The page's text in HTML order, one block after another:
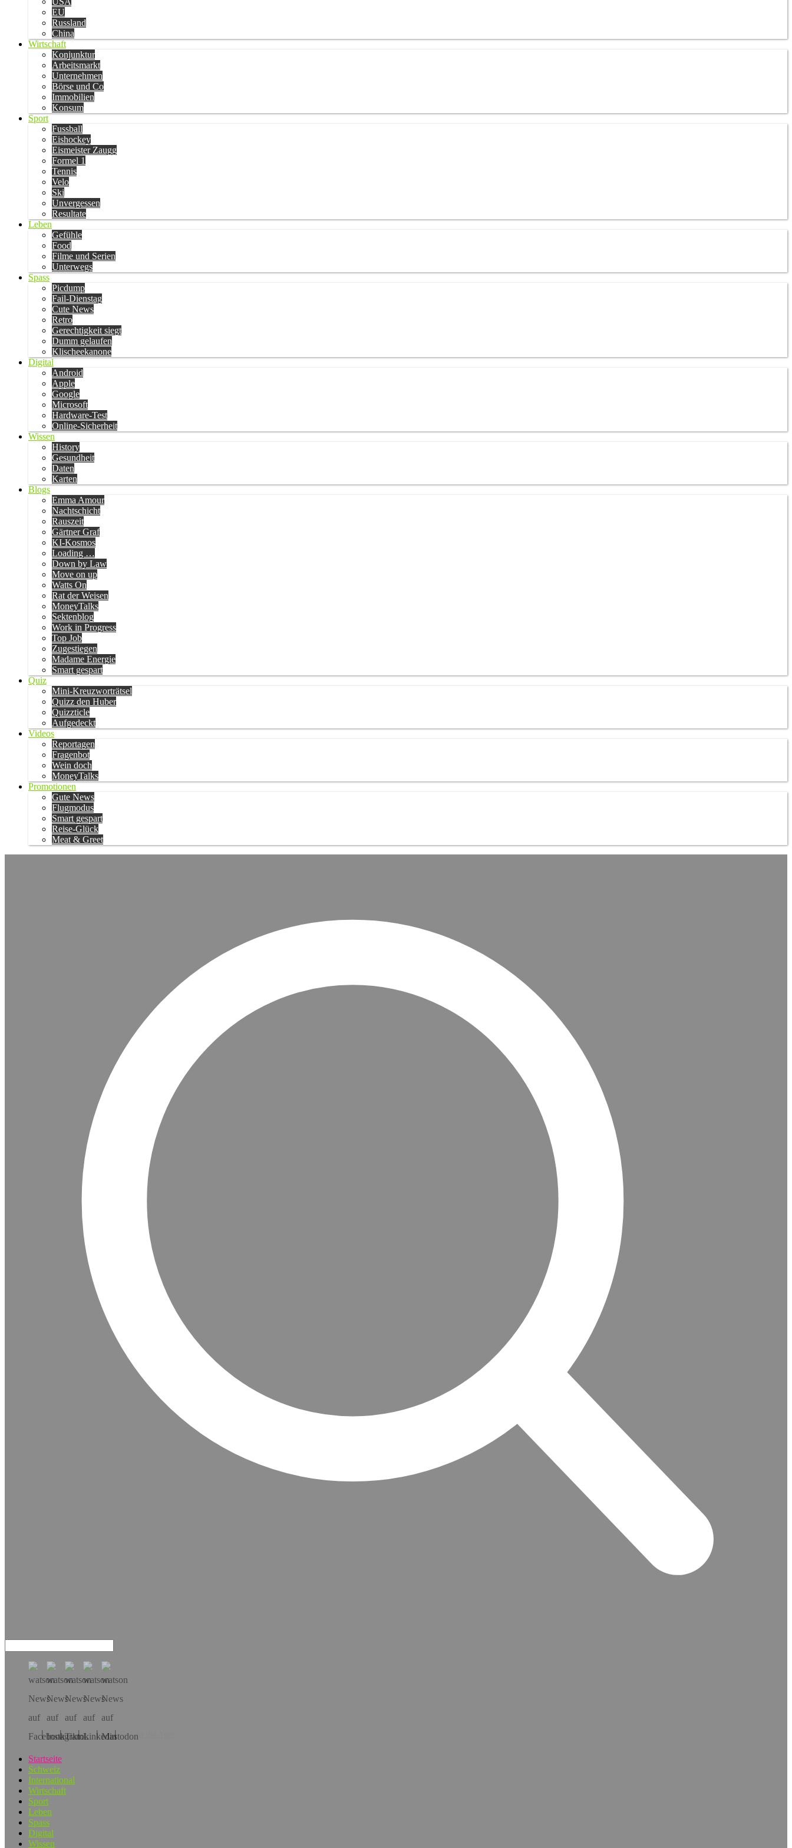
EU
Russland
China
Wirtschaft
Konjunktur
Arbeitsmarkt
Unternehmen
Börse und Co
Immobilien
Konsum
Sport
Fussball
Eishockey
Eismeister Zaugg
Formel 1
Tennis
Velo
Ski
Unvergessen
Resultate
Leben
Gefühle
Food
Filme und Serien
Unterwegs
Spass
Picdump
Fail-Dienstag
Cute News
Retro
Gerechtigkeit siegt
Dumm gelaufen
Klischeekanone
Digital
Android
Apple
Google
Microsoft
Hardware-Test
Online-Sicherheit
Wissen
History
Gesundheit
Daten
Karten
Blogs
Emma Amour
Nachtschicht
Rauszeit
Gärtner Graf
KI-Kosmos
Loading …
Down by Law
Move on up
Watts On
Rat der Weisen
MoneyTalks
Sektenblog
Work in Progress
Top Job
Zugestiegen
Madame Energie
Smart gespart
Quiz
Mini-Kreuzworträtsel
Quizz den Huber
Quizzticle
Aufgedeckt
Videos
Reportagen
Fragenbot
Wein doch
MoneyTalks
Promotionen
Gute News
Flugmodus
Smart gespart
Reise-Glück
Meat & Greet
Hol dir die App!
Startseite
Schweiz
International
Wirtschaft
Sport
Leben
Spass
Digital
Wissen